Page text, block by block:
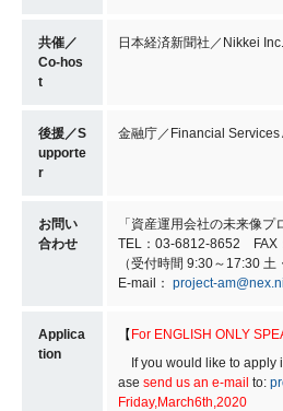
共催／
Co-hos
t
日本経済新聞社／Nikkei Inc.
後援／S
upporte
r
金融庁／Financial Services
お問い
合わせ
「資産運用会社の未来像プ
TEL：03-6812-8652 FAX
（受付時間 9:30～17:30 土
E-mail： project-
Applica
tion
【For ENGLISH ONLY
If you would like to apply
ase send us an e-mail to:
Friday,March6th,2020